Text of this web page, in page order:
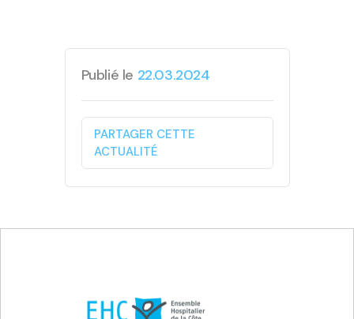
Publié le 22.03.2024
PARTAGER CETTE
ACTUALITÉ